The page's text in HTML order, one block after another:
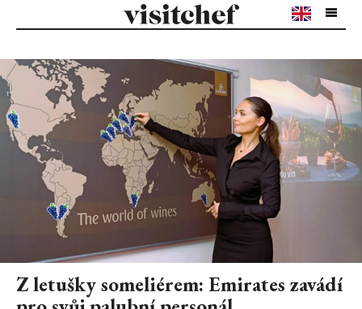
Z letušky someliérem: Emirates zavádí